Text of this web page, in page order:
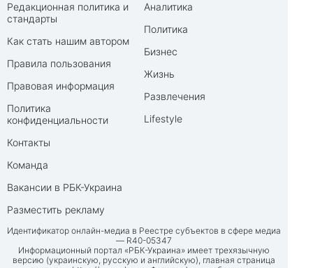
Редакционная политика и
стандарты
Как стать нашим автором
Правила пользования
Правовая информация
Политика
конфиденциальности
Контакты
Команда
Вакансии в РБК-Украина
Разместить рекламу
Аналитика
Политика
Бизнес
Жизнь
Развлечения
Lifestyle
Идентификатор онлайн-медиа в Реестре субъектов в сфере медиа
— R40-05347
Информационный портал «РБК-Украина» имеет трехязычную
версию (украинскую, русскую и английскую), главная страница